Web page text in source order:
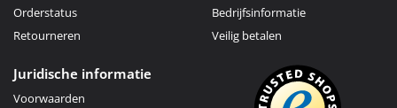
Orderstatus
Retourneren
Bedrijfsinformatie
Veilig betalen
Juridische informatie
Voorwaarden